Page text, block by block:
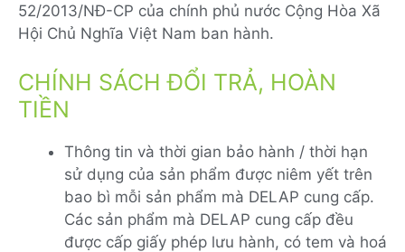
52/2013/NĐ-CP của chính phủ nước Cộng Hòa Xã
Hội Chủ Nghĩa Việt Nam ban hành.
CHÍNH SÁCH ĐỔI TRẢ, HOÀN
TIỀN
Thông tin và thời gian bảo hành / thời hạn
sử dụng của sản phẩm được niêm yết trên
bao bì mỗi sản phẩm mà DELAP cung cấp.
Các sản phẩm mà DELAP cung cấp đều
được cấp giấy phép lưu hành, có tem và hoá